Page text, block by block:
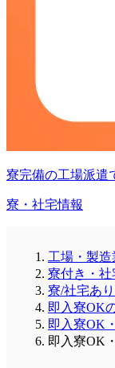
寮完備の工場派遣
寮・社宅情報
工場・製造
寮付き・
寮/社宅あ
即入寮OK
即入寮OK
即入寮OK